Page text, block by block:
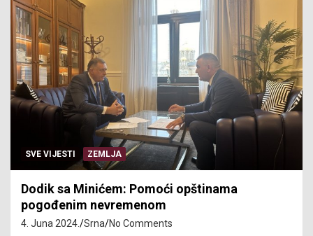
SVE VIJESTI ZEMLJA
Dodik sa Minićem: Pomoći opštinama
pogođenim nevremenom
4. Juna 2024. Srna No Comments